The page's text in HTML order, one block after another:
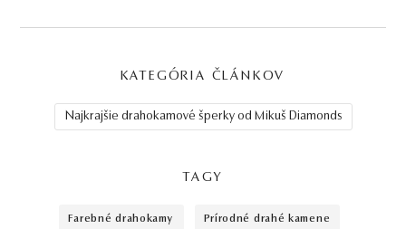
KATEGÓRIA ČLÁNKOV
Najkrajšie drahokamové šperky od Mikuš Diamonds
TAGY
farebné drahokamy prírodné drahé kamene